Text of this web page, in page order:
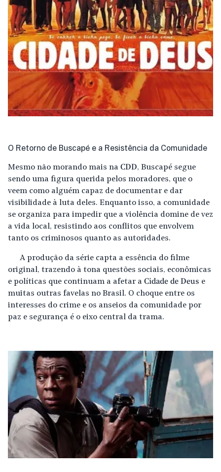
O Retorno de Buscapé e a Resistência da Comunidade
Mesmo não morando mais na CDD, Buscapé segue
sendo uma figura querida pelos moradores, que o
veem como alguém capaz de documentar e dar
visibilidade à luta deles. Enquanto isso, a comunidade
se organiza para impedir que a violência domine de vez
a vida local, resistindo aos conflitos que envolvem
tanto os criminosos quanto as autoridades.
A produção da série capta a essência do filme
original, trazendo à tona questões sociais, econômicas
e políticas que continuam a afetar a Cidade de Deus e
muitas outras favelas no Brasil. O choque entre os
interesses do crime e os anseios da comunidade por
paz e segurança é o eixo central da trama.